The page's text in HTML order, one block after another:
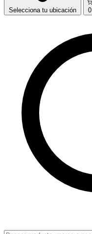
Selecciona tu ubicación 0